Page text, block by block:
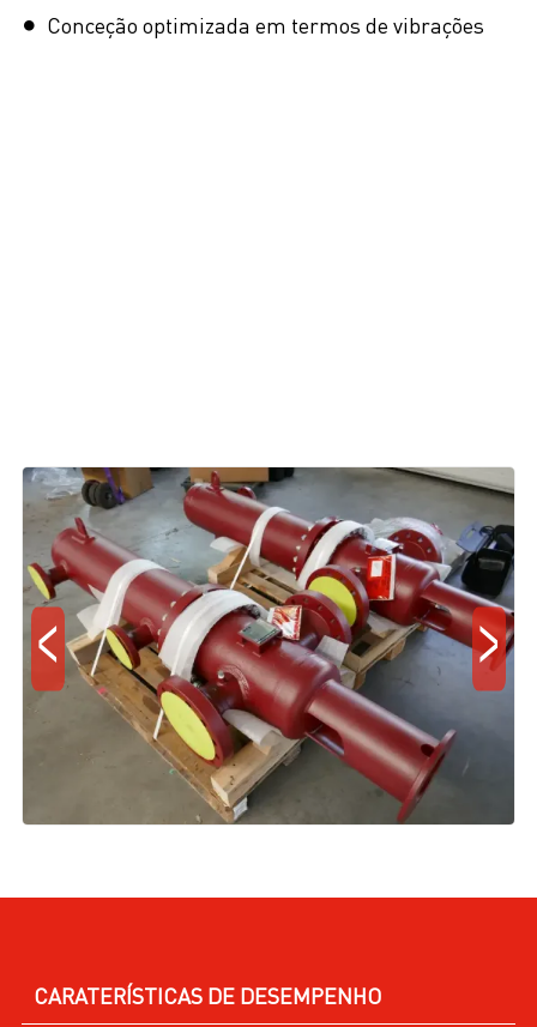
Conceção optimizada em termos de vibrações
< >
CARATERÍSTICAS DE DESEMPENHO